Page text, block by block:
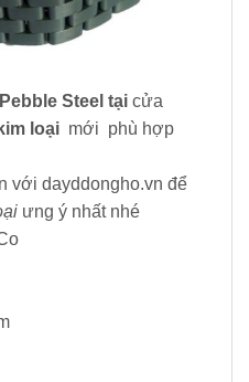
Steel tại cửa
loại mới phù hợp
với dayddongho.vn để
ưng ý nhất nhé